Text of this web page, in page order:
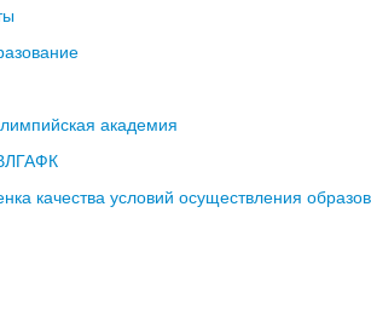
академия
качества условий осуществления